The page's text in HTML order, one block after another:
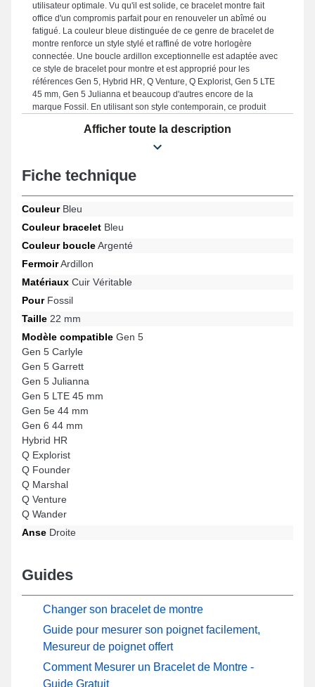
utilisateur optimale. Vu qu'il est solide, ce bracelet montre fait
office d'un compromis parfait pour en renouveler un abîmé ou
fatigué. La couleur bleue distinguée de ce genre de bracelet de
montre renforce un style stylé et raffiné de votre horlogère
connectée. Une boucle ardillon exceptionnelle est adaptée avec
ce style de bracelet pour montre et est approprié pour les
références Gen 5, Hybrid HR, Q Venture, Q Explorist, Gen 5 LTE
45 mm, Gen 5 Julianna et beaucoup d'autres encore de la
marque Fossil. En utilisant son style contemporain, ce produit
modèles pour un usage varié.
Afficher toute la description
Fiche technique
CouleurBleu
Couleur bracelet Bleu
Couleur boucleArgenté
FermoirArdillon
Matériaux Cuir Véritable
PourFossil
Taille 22 mm
Modèle compatible Gen 5
Gen 5 Carlyle
Gen 5 Garrett
Gen 5 Julianna
Gen 5 LTE 45 mm
Gen 5e 44 mm
Gen 6 44 mm
Hybrid HR
Q Explorist
Q Founder
Q Marshal
Q Venture
Q Wander
Anse Droite
Guides
Changer son bracelet de montre
Guide pour mesurer son poignet facilement,
Mesureur de poignet offert
Comment Mesurer un Bracelet de Montre -
Guide Gratuit